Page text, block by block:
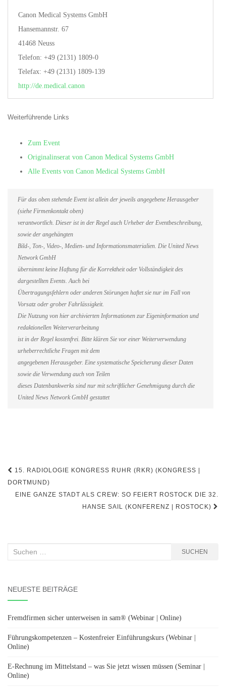
Canon Medical Systems GmbH
Hansemannstr. 67
41468 Neuss
Telefon: +49 (2131) 1809-0
Telefax: +49 (2131) 1809-139
http://de.medical.canon
Weiterführende Links
Zum Event
Originalinserat von Canon Medical Systems GmbH
Alle Events von Canon Medical Systems GmbH
Für das oben stehende Event ist allein der jeweils angegebene Herausgeber
(siehe Firmenkontakt oben)
verantwortlich. Dieser ist in der Regel auch Urheber der Eventbeschreibung,
sowie der angehängten
Bild-, Ton-, Video-, Medien- und Informationsmaterialien. Die United News
Network GmbH
übernimmt keine Haftung für die Korrektheit oder Vollständigkeit des
dargestellten Events. Auch bei
Übertragungsfehlern oder anderen Störungen haftet sie nur im Fall von
Vorsatz oder grober Fahrlässigkeit.
Die Nutzung von hier archivierten Informationen zur Eigeninformation und
redaktionellen Weiterverarbeitung
ist in der Regel kostenfrei. Bitte klären Sie vor einer Weiterverwendung
urheberrechtliche Fragen mit dem
angegebenen Herausgeber. Eine systematische Speicherung dieser Daten
sowie die Verwendung auch von Teilen
dieses Datenbankwerks sind nur mit schriftlicher Genehmigung durch die
United News Network GmbH gestattet
Beitragsnavigation
15. RADIOLOGIE KONGRESS RUHR (RKR) (KONGRESS |
DORTMUND)
EINE GANZE STADT ALS CREW: SO FEIERT ROSTOCK DIE 32.
HANSE SAIL (KONFERENZ | ROSTOCK)
Suchen
SUCHEN
NEUESTE BEITRÄGE
Fremdfirmen sicher unterweisen in sam® (Webinar | Online)
Führungskompetenzen – Kostenfreier Einführungskurs (Webinar |
Online)
E-Rechnung im Mittelstand – was Sie jetzt wissen müssen (Seminar |
Online)